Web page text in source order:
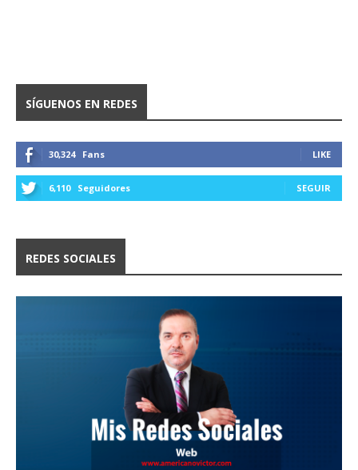
SÍGUENOS EN REDES
30,324 Fans LIKE
6,110 Seguidores SEGUIR
REDES SOCIALES